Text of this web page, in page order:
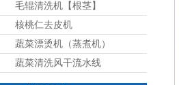
毛辊清洗机【根茎】
核桃仁去皮机
蔬菜漂烫机（蒸煮机）
蔬菜清洗风干流水线